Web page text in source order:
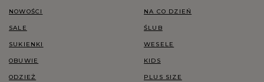
NOWOŚCI
SALE
SUKIENKI
OBUWIE
ODZIEŻ
NA CO DZIEŃ
ŚLUB
WESELE
KIDS
PLUS SIZE